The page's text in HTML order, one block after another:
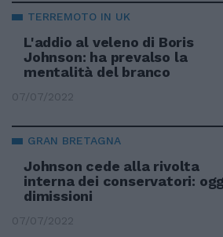
TERREMOTO IN UK
L'addio al veleno di Boris
Johnson: ha prevalso la
mentalità del branco
07/07/2022
GRAN BRETAGNA
Johnson cede alla rivolta
interna dei conservatori:
dimissioni
07/07/2022